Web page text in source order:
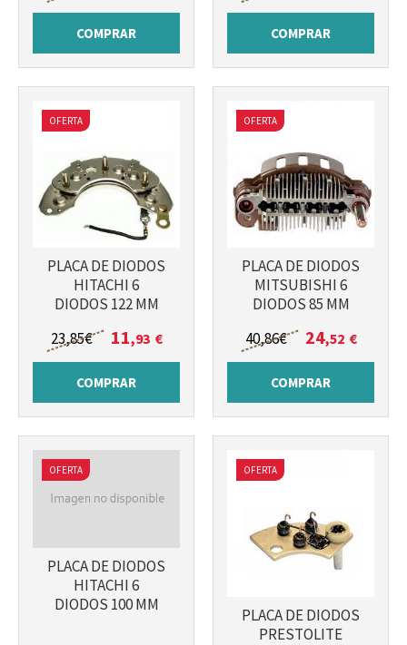
COMPRAR COMPRAR
OFERTA
PLACA DE DIODOS
HITACHI 6
DIODOS 122 MM
23,85€ 11,93 €
COMPRAR
OFERTA
PLACA DE DIODOS
MITSUBISHI 6
DIODOS 85 MM
40,86€ 24,52 €
COMPRAR
OFERTA
PLACA DE DIODOS
HITACHI 6
DIODOS 100 MM
OFERTA
PLACA DE DIODOS
PRESTOLITE